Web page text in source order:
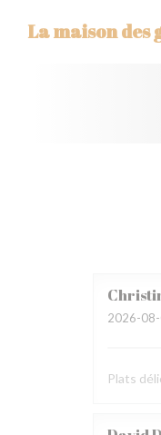
La maison des
2026-
Plats